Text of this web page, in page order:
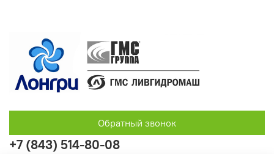
+7 (843) 514-80-08
Обратный звонок